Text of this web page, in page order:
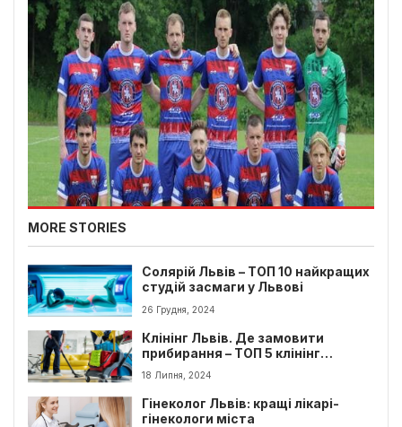
MORE STORIES
Солярій Львів – ТОП 10 найкращих
студій засмаги у Львові
26 Грудня, 2024
Клінінг Львів. Де замовити
прибирання – ТОП 5 клінінг
компаній
18 Липня, 2024
Гінеколог Львів: кращі лікарі-
гінекологи міста